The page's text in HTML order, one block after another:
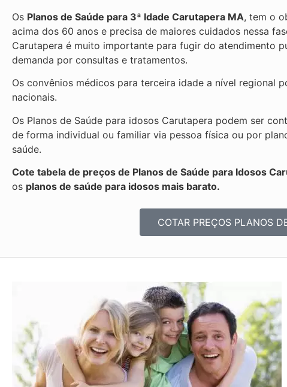
Os Planos de Saúde para 3ª Idade Carutapera MA, tem o
acima dos 60 anos e precisa de maiores cuidados nessa
Carutapera é muito importante para fugir do atendimento
demanda por consultas e tratamentos.
Os convênios médicos para terceira idade a nível regional
nacionais.
Os Planos de Saúde para idosos Carutapera podem ser
de forma individual ou familiar via pessoa física ou por
saúde.
Cote tabela de preços de Planos de Saúde para Idosos
os planos de saúde para idosos mais barato.
COTAR PREÇOS PLANOS